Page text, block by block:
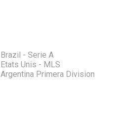
Brazil - Serie A
Etats Unis - MLS
Argentina Primera Division